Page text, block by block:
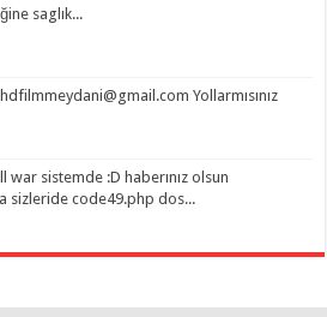
saglık...
hdfilmmeydani@gmail.com Yollarmısınız
war sistemde :D haberınız olsun
sizleride code49.php dos...